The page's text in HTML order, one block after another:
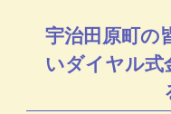
宇治田原町の
いダイヤル式